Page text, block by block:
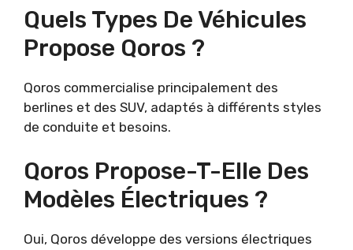
Quels Types De Véhicules
Propose Qoros ?
Qoros commercialise principalement des
berlines et des SUV, adaptés à différents styles
de conduite et besoins.
Qoros Propose-T-Elle Des
Modèles Électriques ?
Oui, Qoros développe des versions électriques